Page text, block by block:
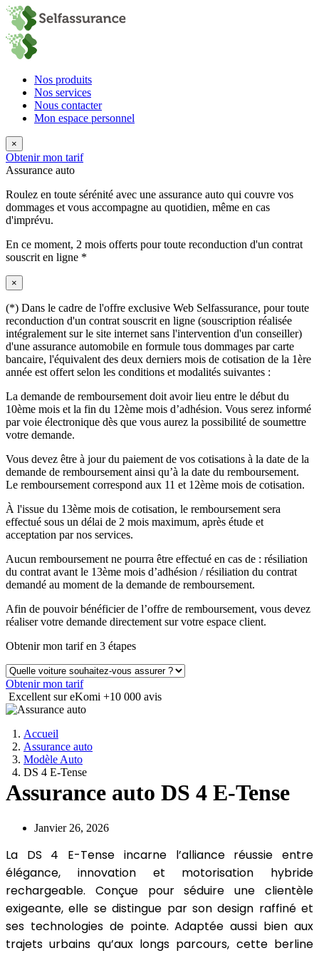
Nos produits
Nos services
Nous contacter
Mon espace personnel
×
Obtenir mon tarif
Assurance auto
Roulez en toute sérénité avec une assurance auto qui couvre vos
dommages et vous accompagne au quotidien, même en cas
d'imprévu.
En ce moment, 2 mois offerts pour toute reconduction d'un contrat
souscrit en ligne *
×
(*) Dans le cadre de l'offre exclusive Web Selfassurance, pour toute
reconduction d'un contrat souscrit en ligne (souscription réalisée
intégralement sur le site internet sans l'intervention d'un conseiller)
d'une assurance automobile en formule tous dommages par carte
bancaire, l'équivalent des deux derniers mois de cotisation de la 1ère
année est offert selon les conditions et modalités suivantes :
La demande de remboursement doit avoir lieu entre le début du
10ème mois et la fin du 12ème mois d’adhésion. Vous serez informé
par voie électronique dès que vous aurez la possibilité de soumettre
votre demande.
Vous devez être à jour du paiement de vos cotisations à la date de la
demande de remboursement ainsi qu’à la date du remboursement.
Le remboursement correspond aux 11 et 12ème mois de cotisation.
À l'issue du 13ème mois de cotisation, le remboursement sera
effectué sous un délai de 2 mois maximum, après étude et
acceptation par nos services.
Aucun remboursement ne pourra être effectué en cas de : résiliation
du contrat avant le 13ème mois d’adhésion / résiliation du contrat
demandé au moment de la demande de remboursement.
Afin de pouvoir bénéficier de l’offre de remboursement, vous devez
réaliser votre demande directement sur votre espace client.
Obtenir mon tarif en 3 étapes
Obtenir mon tarif
Excellent sur eKomi +10 000 avis
Accueil
Assurance auto
Modèle Auto
DS 4 E-Tense
Assurance auto DS 4 E-Tense
Janvier 26, 2026
La DS 4 E-Tense incarne l’alliance réussie entre
élégance, innovation et motorisation hybride
rechargeable. Conçue pour séduire une clientèle
exigeante, elle se distingue par son design raffiné et
ses technologies de pointe. Adaptée aussi bien aux
trajets urbains qu’aux longs parcours, cette berline